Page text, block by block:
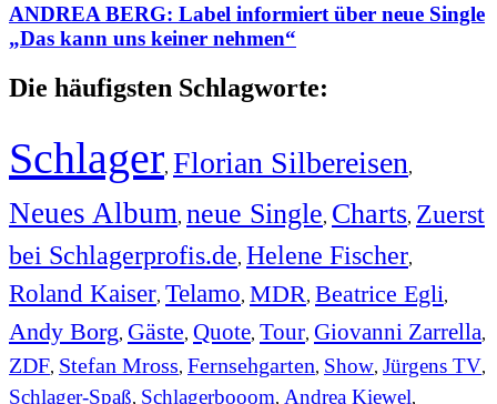
ANDREA BERG: Label informiert über neue Single
„Das kann uns keiner nehmen“
Die häufigsten Schlagworte:
Schlager, Florian Silbereisen,
Neues Album, neue Single, Charts, Zuerst
bei Schlagerprofis.de, Helene Fischer,
Roland Kaiser, Telamo, MDR, Beatrice Egli,
Andy Borg, Gäste, Quote, Tour, Giovanni Zarrella,
ZDF, Stefan Mross, Fernsehgarten, Show, Jürgens TV,
Schlager-Spaß, Schlagerbooom, Andrea Kiewel,